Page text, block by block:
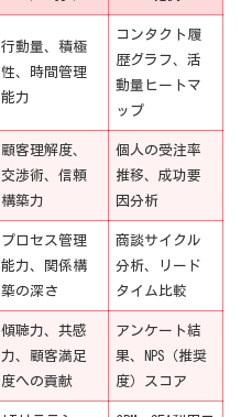
行動量、積極
性、時間管理
能力
コンタクト履
歴グラフ、活
動量ヒートマ
ップ
顧客理解度、
交渉術、信頼
構築力
個人の受注率
推移、成功要
因分析
プロセス管理
能力、関係構
築の深さ
商談サイクル
分析、リード
タイム比較
傾聴力、共感
力、顧客満足
度への貢献
アンケート結
果、NPS（推奨
度）スコア